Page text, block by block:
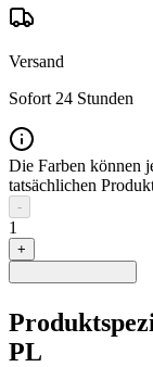
Versand
Sofort 24 Stunden
Die Farben können
tatsächlichen
-
1
+
PL